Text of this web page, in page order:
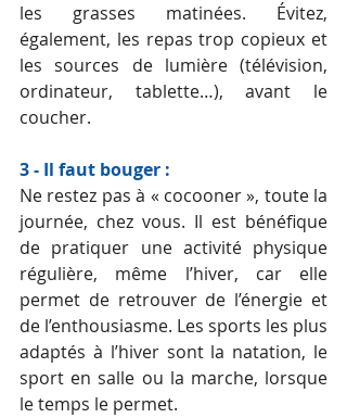
les grasses matinées. Évitez,
également, les repas trop copieux et
les sources de lumière (télévision,
ordinateur, tablette…), avant le
coucher.
3 - Il faut bouger :
Ne restez pas à « cocooner », toute la
journée, chez vous. Il est bénéfique
de pratiquer une activité physique
régulière, même l’hiver, car elle
permet de retrouver de l’énergie et
de l’enthousiasme. Les sports les plus
adaptés à l’hiver sont la natation, le
sport en salle ou la marche, lorsque
le temps le permet.